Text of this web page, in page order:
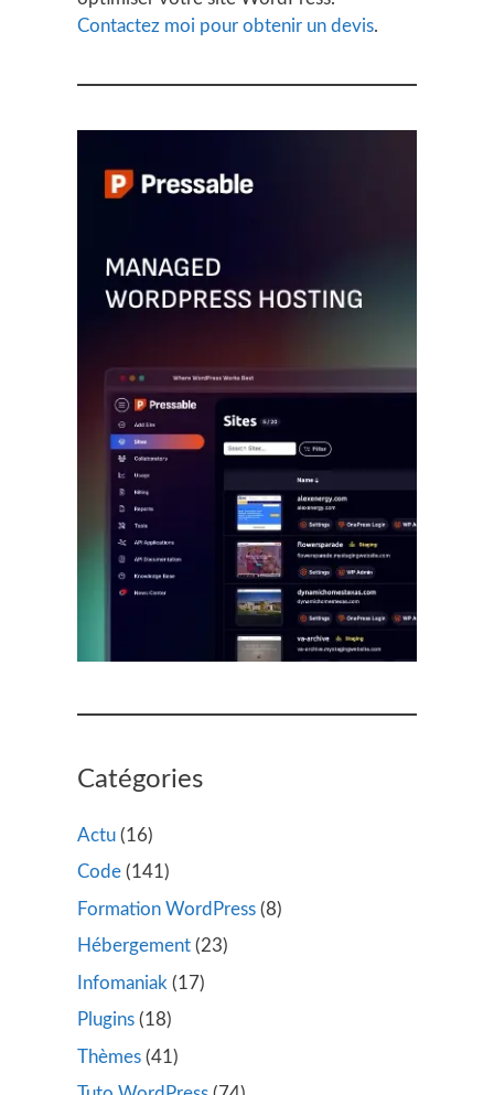
Contactez moi pour obtenir un devis.
Catégories
Actu (16)
Code (141)
Formation WordPress (8)
Hébergement (23)
Infomaniak (17)
Plugins (18)
Thèmes (41)